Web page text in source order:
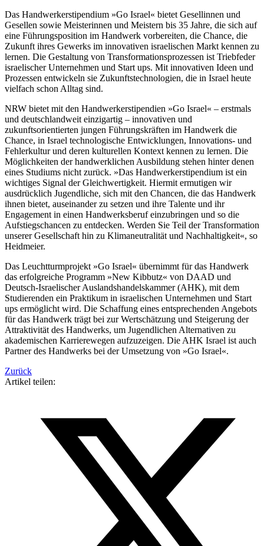
Das Handwerkerstipendium »Go Israel« bietet Gesellinnen und
Gesellen sowie Meisterinnen und Meistern bis 35 Jahre, die sich auf
eine Führungsposition im Handwerk vorbereiten, die Chance, die
Zukunft ihres Gewerks im innovativen israelischen Markt kennen zu
lernen. Die Gestaltung von Transformationsprozessen ist Triebfeder
israelischer Unternehmen und Start ups. Mit innovativen Ideen und
Prozessen entwickeln sie Zukunftstechnologien, die in Israel heute
vielfach schon Alltag sind.
NRW bietet mit den Handwerkerstipendien »Go Israel« – erstmals
und deutschlandweit einzigartig – innovativen und
zukunftsorientierten jungen Führungskräften im Handwerk die
Chance, in Israel technologische Entwicklungen, Innovations- und
Fehlerkultur und deren kulturellen Kontext kennen zu lernen. Die
Möglichkeiten der handwerklichen Ausbildung stehen hinter denen
eines Studiums nicht zurück. »Das Handwerkerstipendium ist ein
wichtiges Signal der Gleichwertigkeit. Hiermit ermutigen wir
ausdrücklich Jugendliche, sich mit den Chancen, die das Handwerk
ihnen bietet, auseinander zu setzen und ihre Talente und ihr
Engagement in einen Handwerksberuf einzubringen und so die
Aufstiegschancen zu entdecken. Werden Sie Teil der Transformation
unserer Gesellschaft hin zu Klimaneutralität und Nachhaltigkeit«, so
Heidmeier.
Das Leuchtturmprojekt »Go Israel« übernimmt für das Handwerk
das erfolgreiche Programm »New Kibbutz« von DAAD und
Deutsch-Israelischer Auslandshandelskammer (AHK), mit dem
Studierenden ein Praktikum in israelischen Unternehmen und Start
ups ermöglicht wird. Die Schaffung eines entsprechenden Angebots
für das Handwerk trägt bei zur Wertschätzung und Steigerung der
Attraktivität des Handwerks, um Jugendlichen Alternativen zu
akademischen Karrierewegen aufzuzeigen. Die AHK Israel ist auch
Partner des Handwerks bei der Umsetzung von »Go Israel«.
Zurück
Artikel teilen: